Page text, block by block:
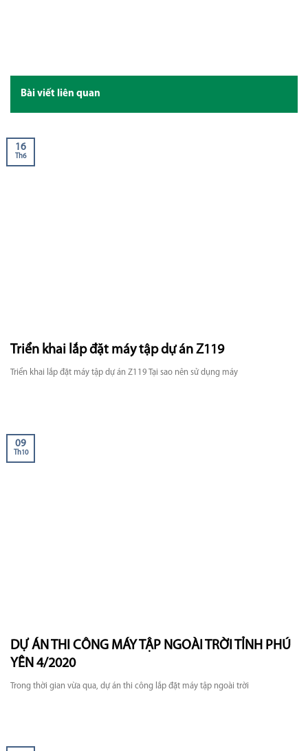
Bài viết liên quan
Triển khai lắp đặt máy tập dự án Z119
Triển khai lắp đặt máy tập dự án Z119 Tại sao nên sử dụng máy
16
Th6
DỰ ÁN THI CÔNG MÁY TẬP NGOÀI TRỜI TỈNH PHÚ
YÊN 4/2020
Trong thời gian vừa qua, dự án thi công lắp đặt máy tập ngoài trời
09
Th10